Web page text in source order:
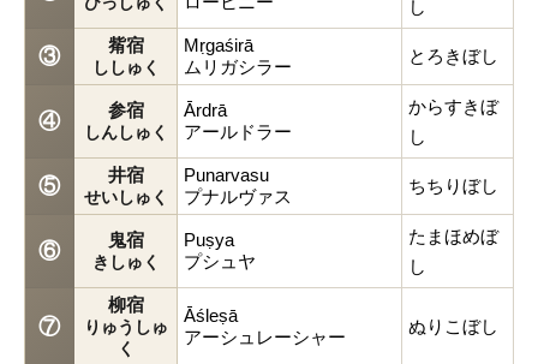
し
③ 觜宿
ししゅく
Mṛgaśirā
ムリガシラー
とろきぼし
④ 参宿
しんしゅく
Ārdrā
アールドラー
からすきぼ
し
⑤ 井宿
せいしゅく
Punarvasu
プナルヴァス
ちちりぼし
⑥ 鬼宿
きしゅく
Puṣya
プシュヤ
たまほめぼ
し
⑦
柳宿
りゅうしゅ
く
Āśleṣā
アーシュレーシャー
ぬりこぼし
3つの文化が重なってできた宿曜
インド・中国・日本で異なる27宿
宿曜の違いあれこれ